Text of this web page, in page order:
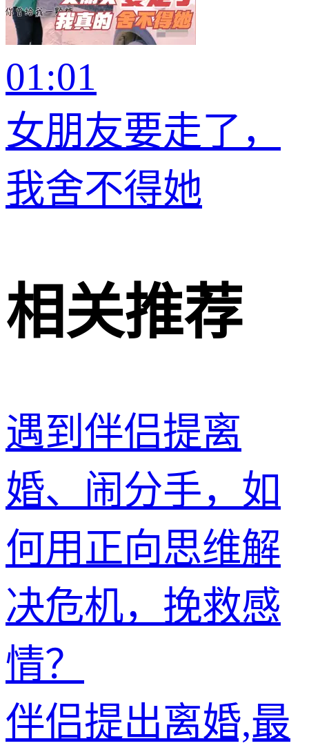
01:01
女朋友要走了，
我舍不得她
相关推荐
遇到伴侣提离
婚、闹分手，如
何用正向思维解
决危机，挽救感
情？
伴侣提出离婚,最